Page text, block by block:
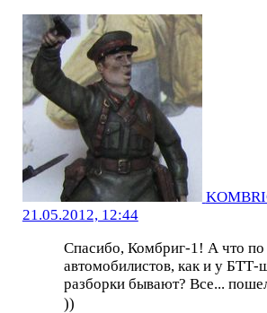
21.05.2012, 12:44
Спасибо, Комбриг-1! А что по
автомобилистов, как и у БТТ-
разборки бывают? Все...
))